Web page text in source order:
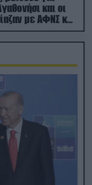
και οι
με ΑΦΝΣ και